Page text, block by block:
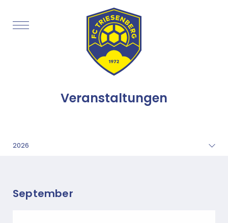
Veranstaltungen
September